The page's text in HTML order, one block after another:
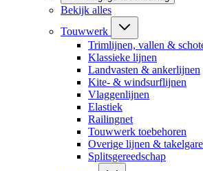
Bekijk alles
Touwwerk
Trimlijnen, vallen &
Klassieke lijnen
Landvasten & ankerlijnen
Kite- & windsurflijnen
Vlaggenlijnen
Elastiek
Railingnet
Touwwerk toebehoren
Overige lijnen &
Splitsgereedschap